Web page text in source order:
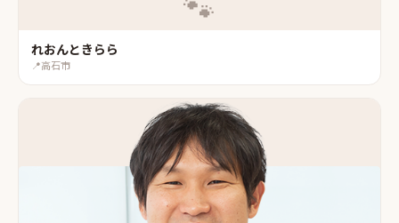
れおんときらら
📍高石市